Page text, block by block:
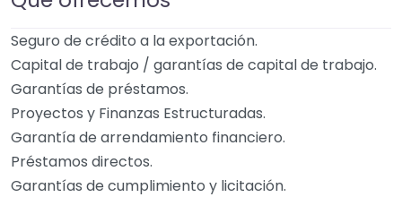
Seguro de crédito a la exportación.
Capital de trabajo / garantías de capital de trabajo.
Garantías de préstamos.
Proyectos y Finanzas Estructuradas.
Garantía de arrendamiento financiero.
Préstamos directos.
Garantías de cumplimiento y licitación.